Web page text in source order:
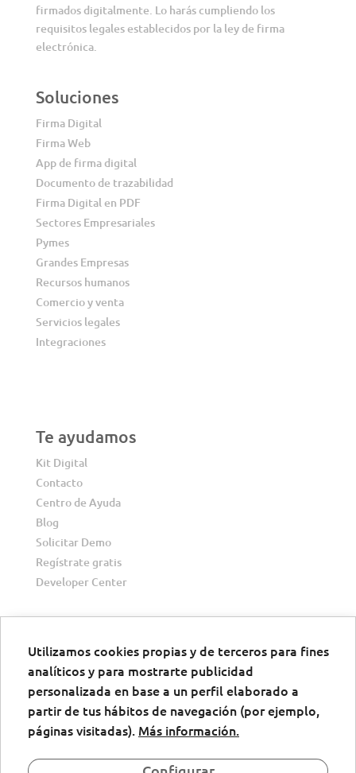
firmados digitalmente. Lo harás cumpliendo los
requisitos legales establecidos por la ley de firma
electrónica.
Soluciones
Firma Digital
Firma Web
App de firma digital
Documento de trazabilidad
Firma Digital en PDF
Sectores Empresariales
Pymes
Grandes Empresas
Recursos humanos
Comercio y venta
Servicios legales
Integraciones
Te ayudamos
Kit Digital
Contacto
Centro de Ayuda
Blog
Solicitar Demo
Regístrate gratis
Developer Center
Descargar
Descarga la app de firma digital
Utilizamos cookies propias y de terceros para fines
analíticos y para mostrarte publicidad
personalizada en base a un perfil elaborado a
partir de tus hábitos de navegación (por ejemplo,
páginas visitadas). Más información.